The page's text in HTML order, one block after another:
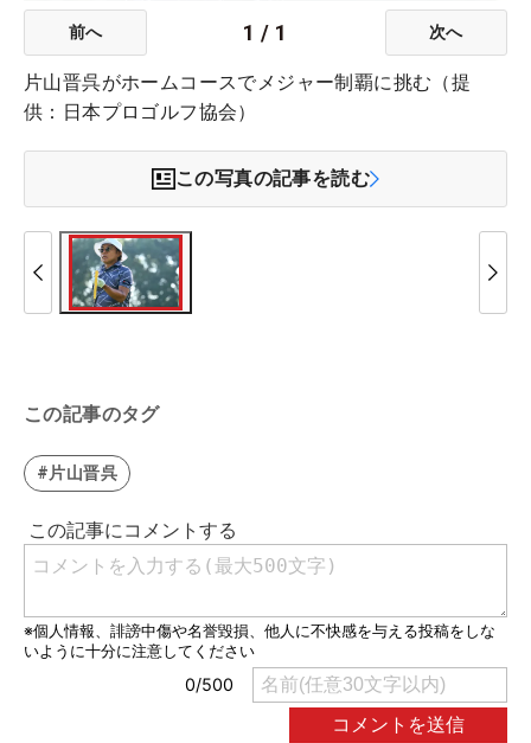
前へ 1 / 1 次へ
片山晋呉がホームコースでメジャー制覇に挑む（提
供：日本プロゴルフ協会）
この写真の記事を読む
この記事のタグ
#片山晋呉